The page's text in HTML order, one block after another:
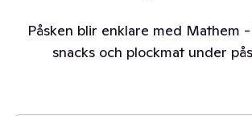
Påsken blir enklare med Mathem
snacks och plockmat under